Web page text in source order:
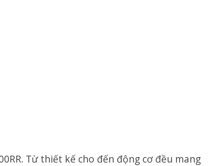
Từ thiết kế cho đến động cơ đều mang